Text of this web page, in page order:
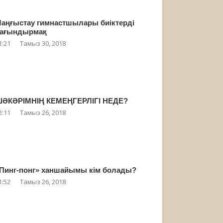
гимнастшылары биіктерді
Тамыз 30, 2018
КЕМЕҢГЕРЛІГІ НЕДЕ?
Тамыз 26, 2018
понг» ханшайымы кім болады?
Тамыз 26, 2018